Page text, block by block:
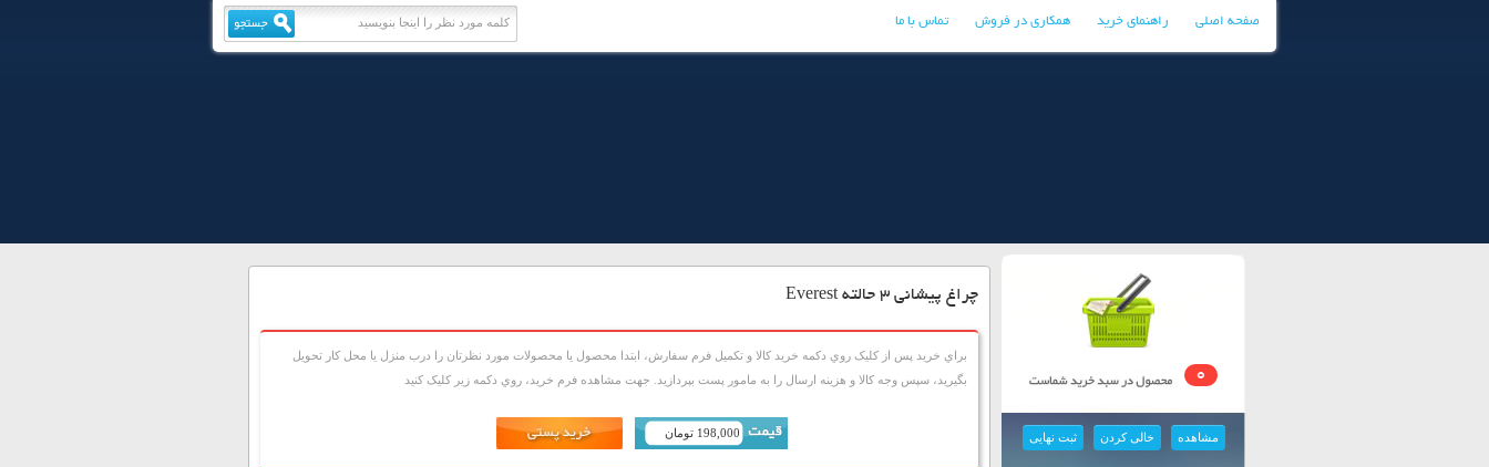
صفحه اصلی راهنمای خرید همکاری در فروش تماس با ما
0
مشاهده خالی کردن ثبت نهایی
چراغ پیشانی 3 حالته Everest
براي خريد پس از کليک روي دکمه خريد کالا و تکميل فرم سفارش، ابتدا محصول يا محصولات مورد نظرتان را درب منزل يا محل کار تحويل
بگيريد، سپس وجه کالا و هزينه ارسال را به مامور پست بپردازيد. جهت مشاهده فرم خريد، روي دکمه زير کليک کنيد
198,000 تومان